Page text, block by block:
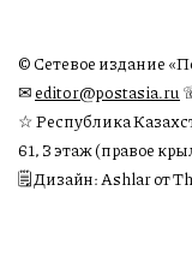
© Сетевое издание
✉︎editor@postasia.ru
☆ Республика
61, 3 этаж (правое
🗒 Дизайн: Ashlar от